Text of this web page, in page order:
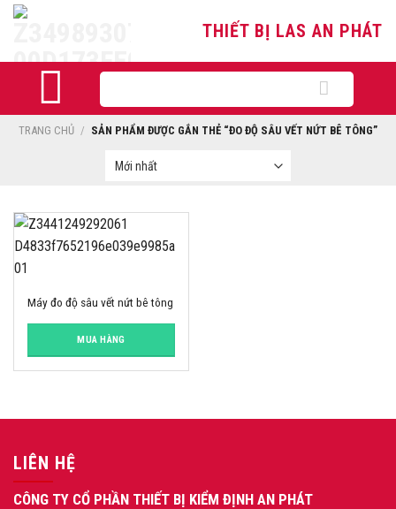
Skip
THIẾT BỊ LAS AN PHÁT
kiếm:
TRANG CHỦ / SẢN PHẨM ĐƯỢC GẮN THẺ “ĐO ĐỘ SÂU VẾT NỨT BÊ TÔNG”
Máy đo độ sâu vết nứt bê tông
MUA HÀNG
LIÊN HỆ
CÔNG TY CỔ PHẦN THIẾT BỊ KIỂM ĐỊNH AN PHÁT